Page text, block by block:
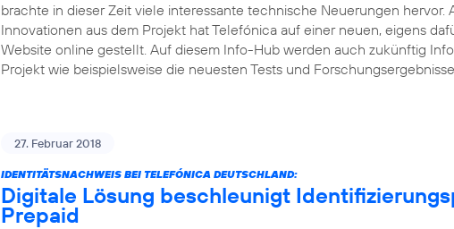
brachte in dieser Zeit viele interessante technische Neuerungen hervor.
Innovationen aus dem Projekt hat Telefónica auf einer neuen, eigens
Website online gestellt. Auf diesem Info-Hub werden auch zukünftig
Projekt wie beispielsweise die neuesten Tests und
27. Februar 2018
IDENTITÄTSNACHWEIS BEI TELEFÓNICA DEUTSCHLAND:
Digitale Lösung beschleunigt
Prepaid